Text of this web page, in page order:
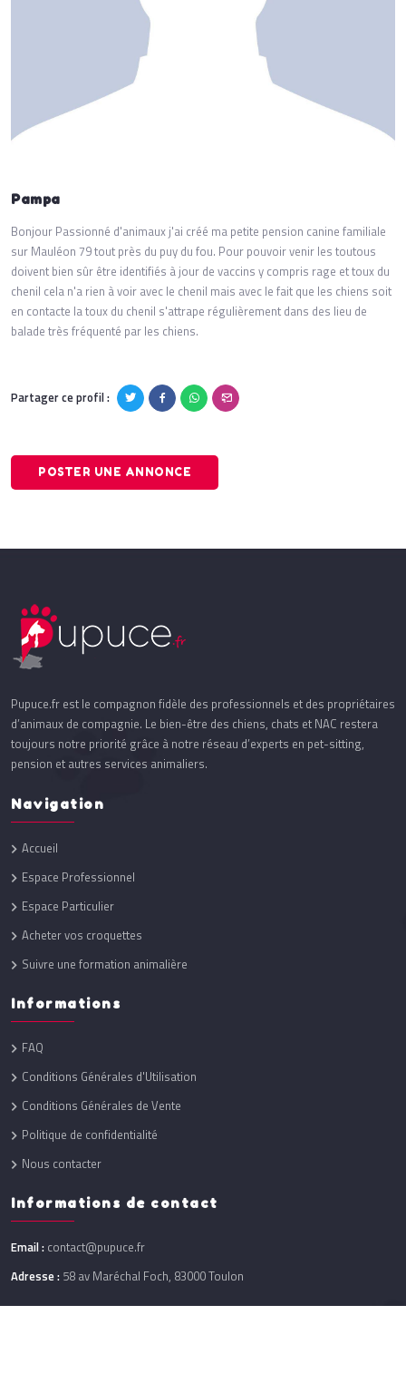
Pampa
Bonjour Passionné d'animaux j'ai créé ma petite pension canine familiale
sur Mauléon 79 tout près du puy du fou. Pour pouvoir venir les toutous
doivent bien sûr être identifiés à jour de vaccins y compris rage et toux du
chenil cela n'a rien à voir avec le chenil mais avec le fait que les chiens soit
en contacte la toux du chenil s'attrape régulièrement dans des lieu de
balade très fréquenté par les chiens.
Partager ce profil :
POSTER UNE ANNONCE
Pupuce.fr est le compagnon fidèle des professionnels et des propriétaires
d’animaux de compagnie. Le bien-être des chiens, chats et NAC restera
toujours notre priorité grâce à notre réseau d’experts en pet-sitting,
pension et autres services animaliers.
Navigation
Accueil
Espace Professionnel
Espace Particulier
Acheter vos croquettes
Suivre une formation animalière
Informations
FAQ
Conditions Générales d'Utilisation
Conditions Générales de Vente
Politique de confidentialité
Nous contacter
Informations de contact
Email : contact@pupuce.fr
Adresse : 58 av Maréchal Foch, 83000 Toulon